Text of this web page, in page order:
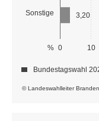
Sonstige
0 10
%
3,20
© Landeswahlleiter
Bundestagswahl